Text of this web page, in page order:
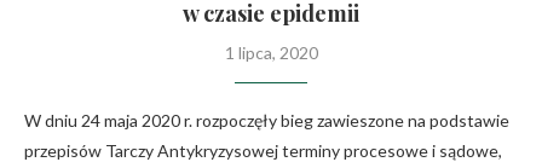
w czasie epidemii
1 lipca, 2020
W dniu 24 maja 2020 r. rozpoczęły bieg zawieszone na podstawie
przepisów Tarczy Antykryzysowej terminy procesowe i sądowe,